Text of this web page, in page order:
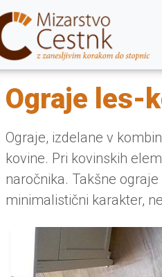
Ograje les-
Ograje, izdelane v
kovine. Pri kovinskih
naročnika. Takšne
minimalistični karakter,